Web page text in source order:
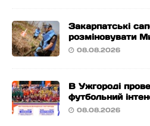
Закарпатські
розміновувати
08.08.2026
В Ужгороді
футбольний
08.08.2026